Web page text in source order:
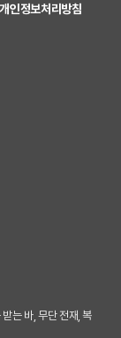
개인정보처리방침
는 바, 무단 전재, 복